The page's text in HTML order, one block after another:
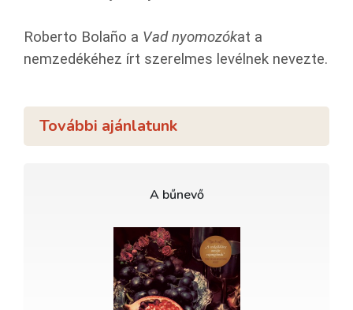
Roberto Bolaño a Vad nyomozókat a
nemzedékéhez írt szerelmes levélnek nevezte.
További ajánlatunk
A bűnevő